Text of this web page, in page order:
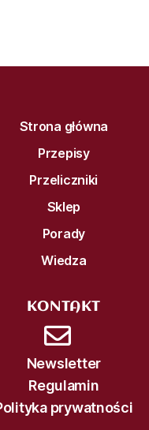
Strona główna
Przepisy
Przeliczniki
Sklep
Porady
Wiedza
KONTAKT
Newsletter
Regulamin
prywatności